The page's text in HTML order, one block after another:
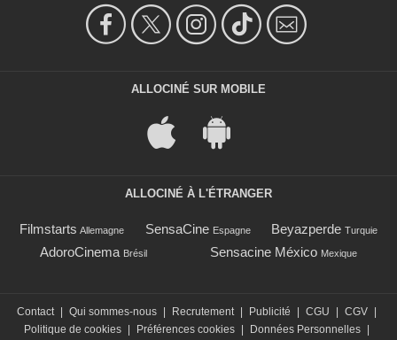
ALLOCINÉ SUR MOBILE
ALLOCINÉ À L'ÉTRANGER
Filmstarts Allemagne SensaCine Espagne Beyazperde Turquie
AdoroCinema Brésil Sensacine México Mexique
Contact Qui sommes-nous Recrutement Publicité CGU CGV
Politique de cookies
Préférences cookies Données Personnelles